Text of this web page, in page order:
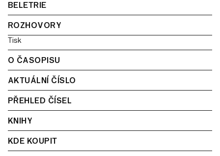
BELETRIE
ROZHOVORY
Tisk
O ČASOPISU
AKTUÁLNÍ ČÍSLO
PŘEHLED ČÍSEL
KNIHY
KDE KOUPIT